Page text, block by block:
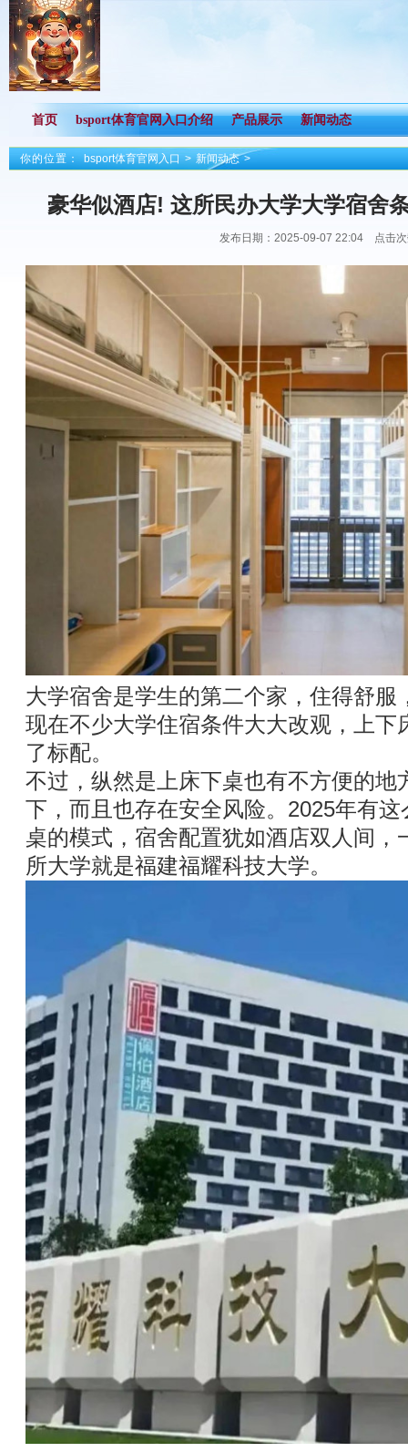
首页 bsport体育官网入口介绍 产品展示 新闻动态
你的位置： bsport体育官网入口> 新闻动态>
豪华似酒店! 这所民办大学大学宿舍
发布日期：2025-09-07 22:04 点击
大学宿舍是学生的第二个家，住得舒服
现在不少大学住宿条件大大改观，上下
了标配。
不过，纵然是上床下桌也有不方便的地
下，而且也存在安全风险。2025年有
桌的模式，宿舍配置犹如酒店双人间，
所大学就是福建福耀科技大学。